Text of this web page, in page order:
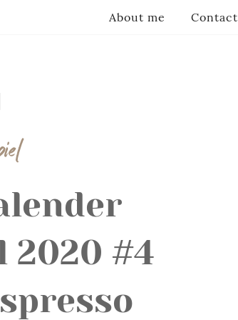
2020 #4
About me Contact